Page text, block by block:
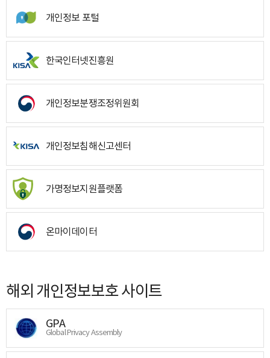
개인정보 포털
한국인터넷진흥원
개인정보분쟁조정위원회
개인정보침해신고센터
가명정보지원플랫폼
온마이데이터
해외 개인정보보호 사이트
GPA
Global Privacy Assembly